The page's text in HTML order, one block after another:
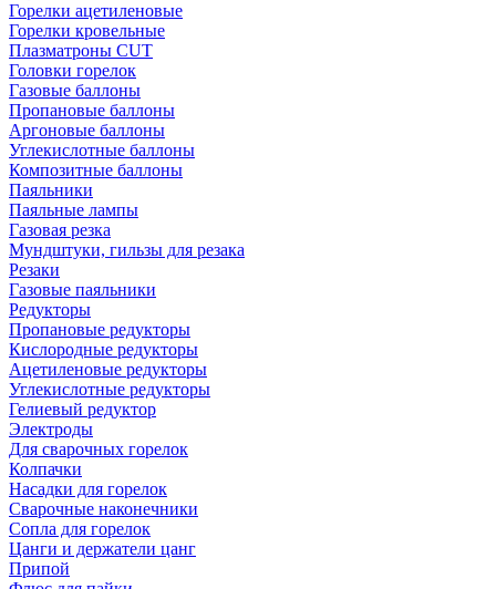
Горелки ацетиленовые
Горелки кровельные
Плазматроны CUT
Головки горелок
Газовые баллоны
Пропановые баллоны
Аргоновые баллоны
Углекислотные баллоны
Композитные баллоны
Паяльники
Паяльные лампы
Газовая резка
Мундштуки, гильзы для резака
Резаки
Газовые паяльники
Редукторы
Пропановые редукторы
Кислородные редукторы
Ацетиленовые редукторы
Углекислотные редукторы
Гелиевый редуктор
Электроды
Для сварочных горелок
Колпачки
Насадки для горелок
Сварочные наконечники
Сопла для горелок
Цанги и держатели цанг
Припой